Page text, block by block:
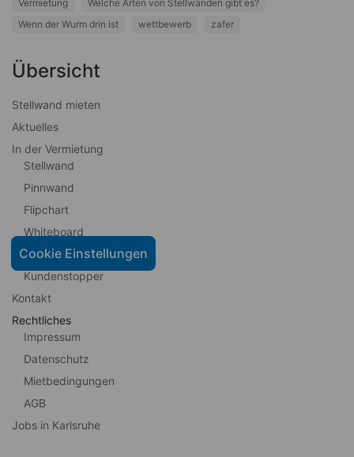
Cookie Einstellungen
Vermietung
Welche Arten von Stellwänden gibt es?
Wenn der Wurm drin ist
wettbewerb zafer
Übersicht
Stellwand mieten
Aktuelles
In der Vermietung
Stellwand
Pinnwand
Flipchart
Whiteboard
Moderationskoffer
Kundenstopper
Kontakt
Rechtliches
Impressum
Datenschutz
Mietbedingungen
AGB
Jobs in Karlsruhe